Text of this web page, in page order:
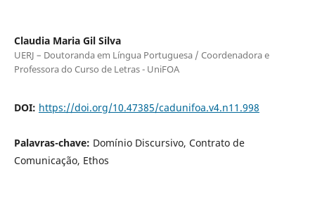
Claudia Maria Gil Silva
UERJ – Doutoranda em Língua Portuguesa / Coordenadora e
Professora do Curso de Letras - UniFOA
DOI: https://doi.org/10.47385/cadunifoa.v4.n11.998
Palavras-chave: Domínio Discursivo, Contrato de
Comunicação, Ethos